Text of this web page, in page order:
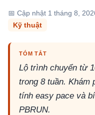
📅 Cập nhật 1 tháng 8,
Kỹ thuật
TÓM TẮT
Lộ trình chuyển từ
trong 8 tuần. Khám
tính easy pace và
PBRUN.